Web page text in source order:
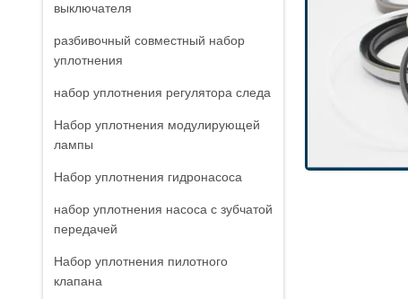
выключателя
разбивочный совместный набор
уплотнения
набор уплотнения регулятора следа
Набор уплотнения модулирующей
лампы
Набор уплотнения гидронасоса
набор уплотнения насоса с зубчатой
передачей
Набор уплотнения пилотного
клапана